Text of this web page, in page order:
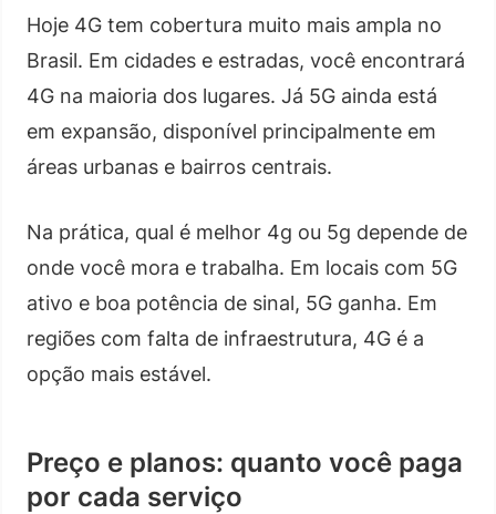
Hoje 4G tem cobertura muito mais ampla no
Brasil. Em cidades e estradas, você encontrará
4G na maioria dos lugares. Já 5G ainda está
em expansão, disponível principalmente em
áreas urbanas e bairros centrais.
Na prática, qual é melhor 4g ou 5g depende de
onde você mora e trabalha. Em locais com 5G
ativo e boa potência de sinal, 5G ganha. Em
regiões com falta de infraestrutura, 4G é a
opção mais estável.
Preço e planos: quanto você paga
por cada serviço